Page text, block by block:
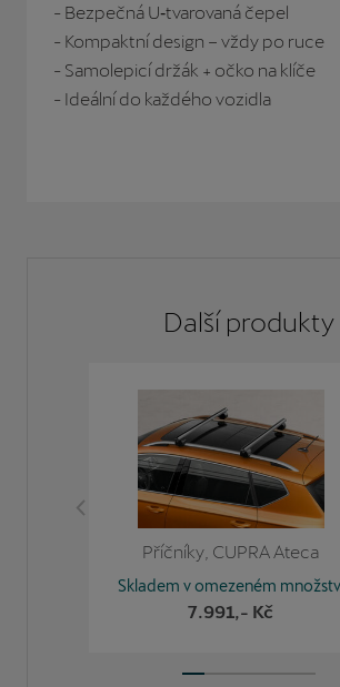
- Bezpečná U‑tvarovaná čepel
- Kompaktní design – vždy po ruce
- Samolepicí držák + očko na klíče
- Ideální do každého vozidla
Dalšíprodukty
Příčníky, CUPRA Ateca
Skladem v omezeném
7.991,- Kč